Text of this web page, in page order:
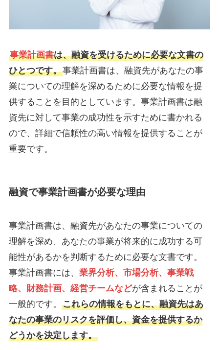
事業計画書は、融資を受けるために必要な文書の
ひとつです。事業計画書は、融資先があなたの事
業についての理解を深めるために必要な情報を提
供することを目的としています。事業計画書は融
資先に対して事業の成功性を示すために書かれる
ので、詳細で信頼性の高い情報を提供することが
重要です。
融資で事業計画書が必要な理由
事業計画書は、融資先があなたの事業についての
理解を深め、あなたの事業が将来的に成功する可
能性があるかを判断するために必要な文書です。
事業計画書には、 業界分析、市場分析、事業戦
略、財務計画、経営チームなどが含まれることが
一般的です。 これらの情報をもとに、融資先はあ
なたの事業のリスクを評価し、資金を提供するか
どうかを決定します。